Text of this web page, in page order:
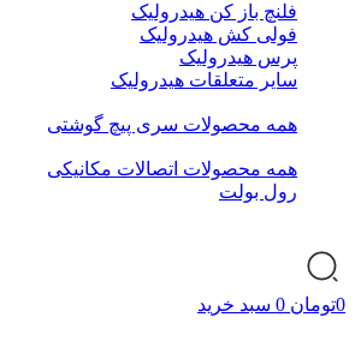
فلنچ باز کن هیدرولیک
فولی کش هیدرولیک
پرس هیدرولیک
سایر متعلقات هیدرولیک
همه محصولات سری پیچ گوشتی
همه محصولات اتصالات مکانیکی
رول بولت
0تومان 0 سبد خرید